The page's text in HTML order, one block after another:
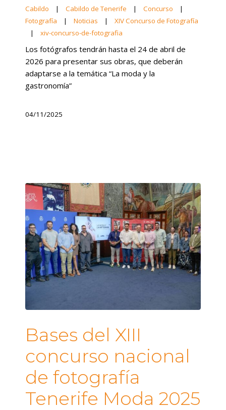
Cabildo | Cabildo de Tenerife | Concurso
|
Fotografía
| Noticias |
XIV Concurso de Fotografía
|
xiv-concurso-de-fotografia
Los fotógrafos tendrán hasta el 24 de abril de
2026 para presentar sus obras, que deberán
adaptarse a la temática “La moda y la
gastronomía”
04/11/2025
Bases del XIII
concurso nacional
de fotografía
Tenerife Moda 2025